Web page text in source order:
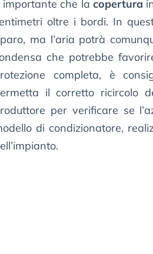
importante che la copertura
oltre i bordi. In
ma l’aria potrà
che potrebbe
completa, è
il corretto ricircolo
per verificare se
di condizionatore,